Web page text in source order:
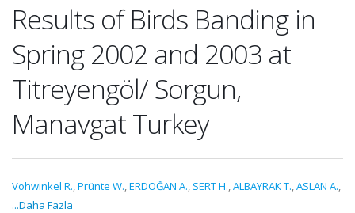
Results of Birds Banding in
Spring 2002 and 2003 at
Titreyengöl/ Sorgun,
Manavgat Turkey
Vohwinkel R.,Prünte W.,ERDOĞAN A., SERT H.,ALBAYRAK T.,ASLAN A.,
...Daha Fazla